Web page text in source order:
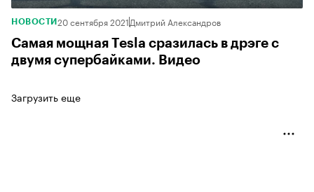
НОВОСТИ 20 сентября 2021Дмитрий Александров
Самая мощная Tesla сразилась в дрэге с
двумя супербайками. Видео
Загрузить еще